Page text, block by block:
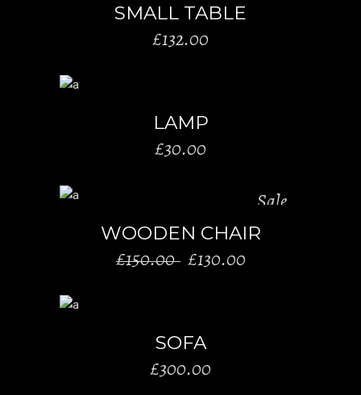
SMALL TABLE
£132.00
LAMP
£30.00
Sale
WOODEN CHAIR
£150.00 El
£150.00.
£130.00El
SOFA
£300.00